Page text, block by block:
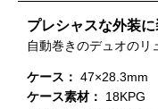
プレシャスな外装に
自動巻きのデュオのリ
ケース： 47×28.3mm
ケース素材： 18KPG